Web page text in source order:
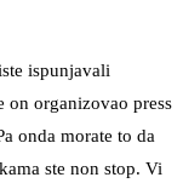
ispunjavali
organizovao press
onda morate to da
ste non stop. Vi